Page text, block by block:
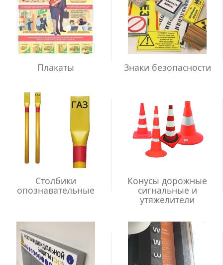
Плакаты Знаки безопасности
Столбики
опознавательные
Конусы дорожные
сигнальные и
утяжелители